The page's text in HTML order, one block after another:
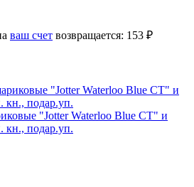
ваш счет возвращается: 153 ₽
"Jotter Waterloo Blue CT" и
кн., подар.уп.